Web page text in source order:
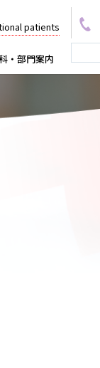
patients
・部門案内